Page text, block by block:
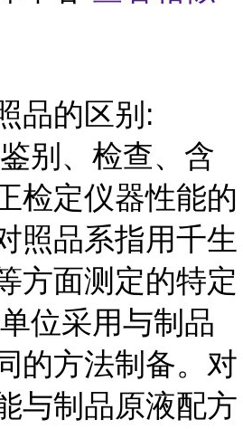
品的区别:
别、检查、含
检定仪器性能的
照品系指用千生
方面测定的特定
位采用与制品
的方法制备。对
与制品原液配方